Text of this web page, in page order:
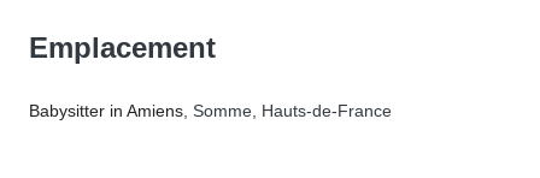
Emplacement
Babysitter in Amiens , Somme, Hauts-de-France